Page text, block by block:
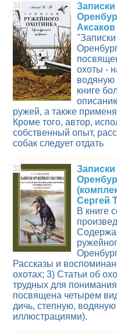
31
Аксаков
охоты -
водяную
книге
ружей, а также
Кроме того, автор,
собственный опыт,
собак следует отдать
32
Сергей
В книге
Рассказы и
охотах; 3) Статьи об
трудных для
посвящена четырем
дичь, степную,
иллюстрациями).